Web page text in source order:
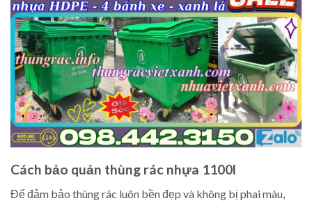
Cách bảo quản thùng rác nhựa 1100l
Để đảm bảo thùng rác luôn bền đẹp và không bị phai màu,